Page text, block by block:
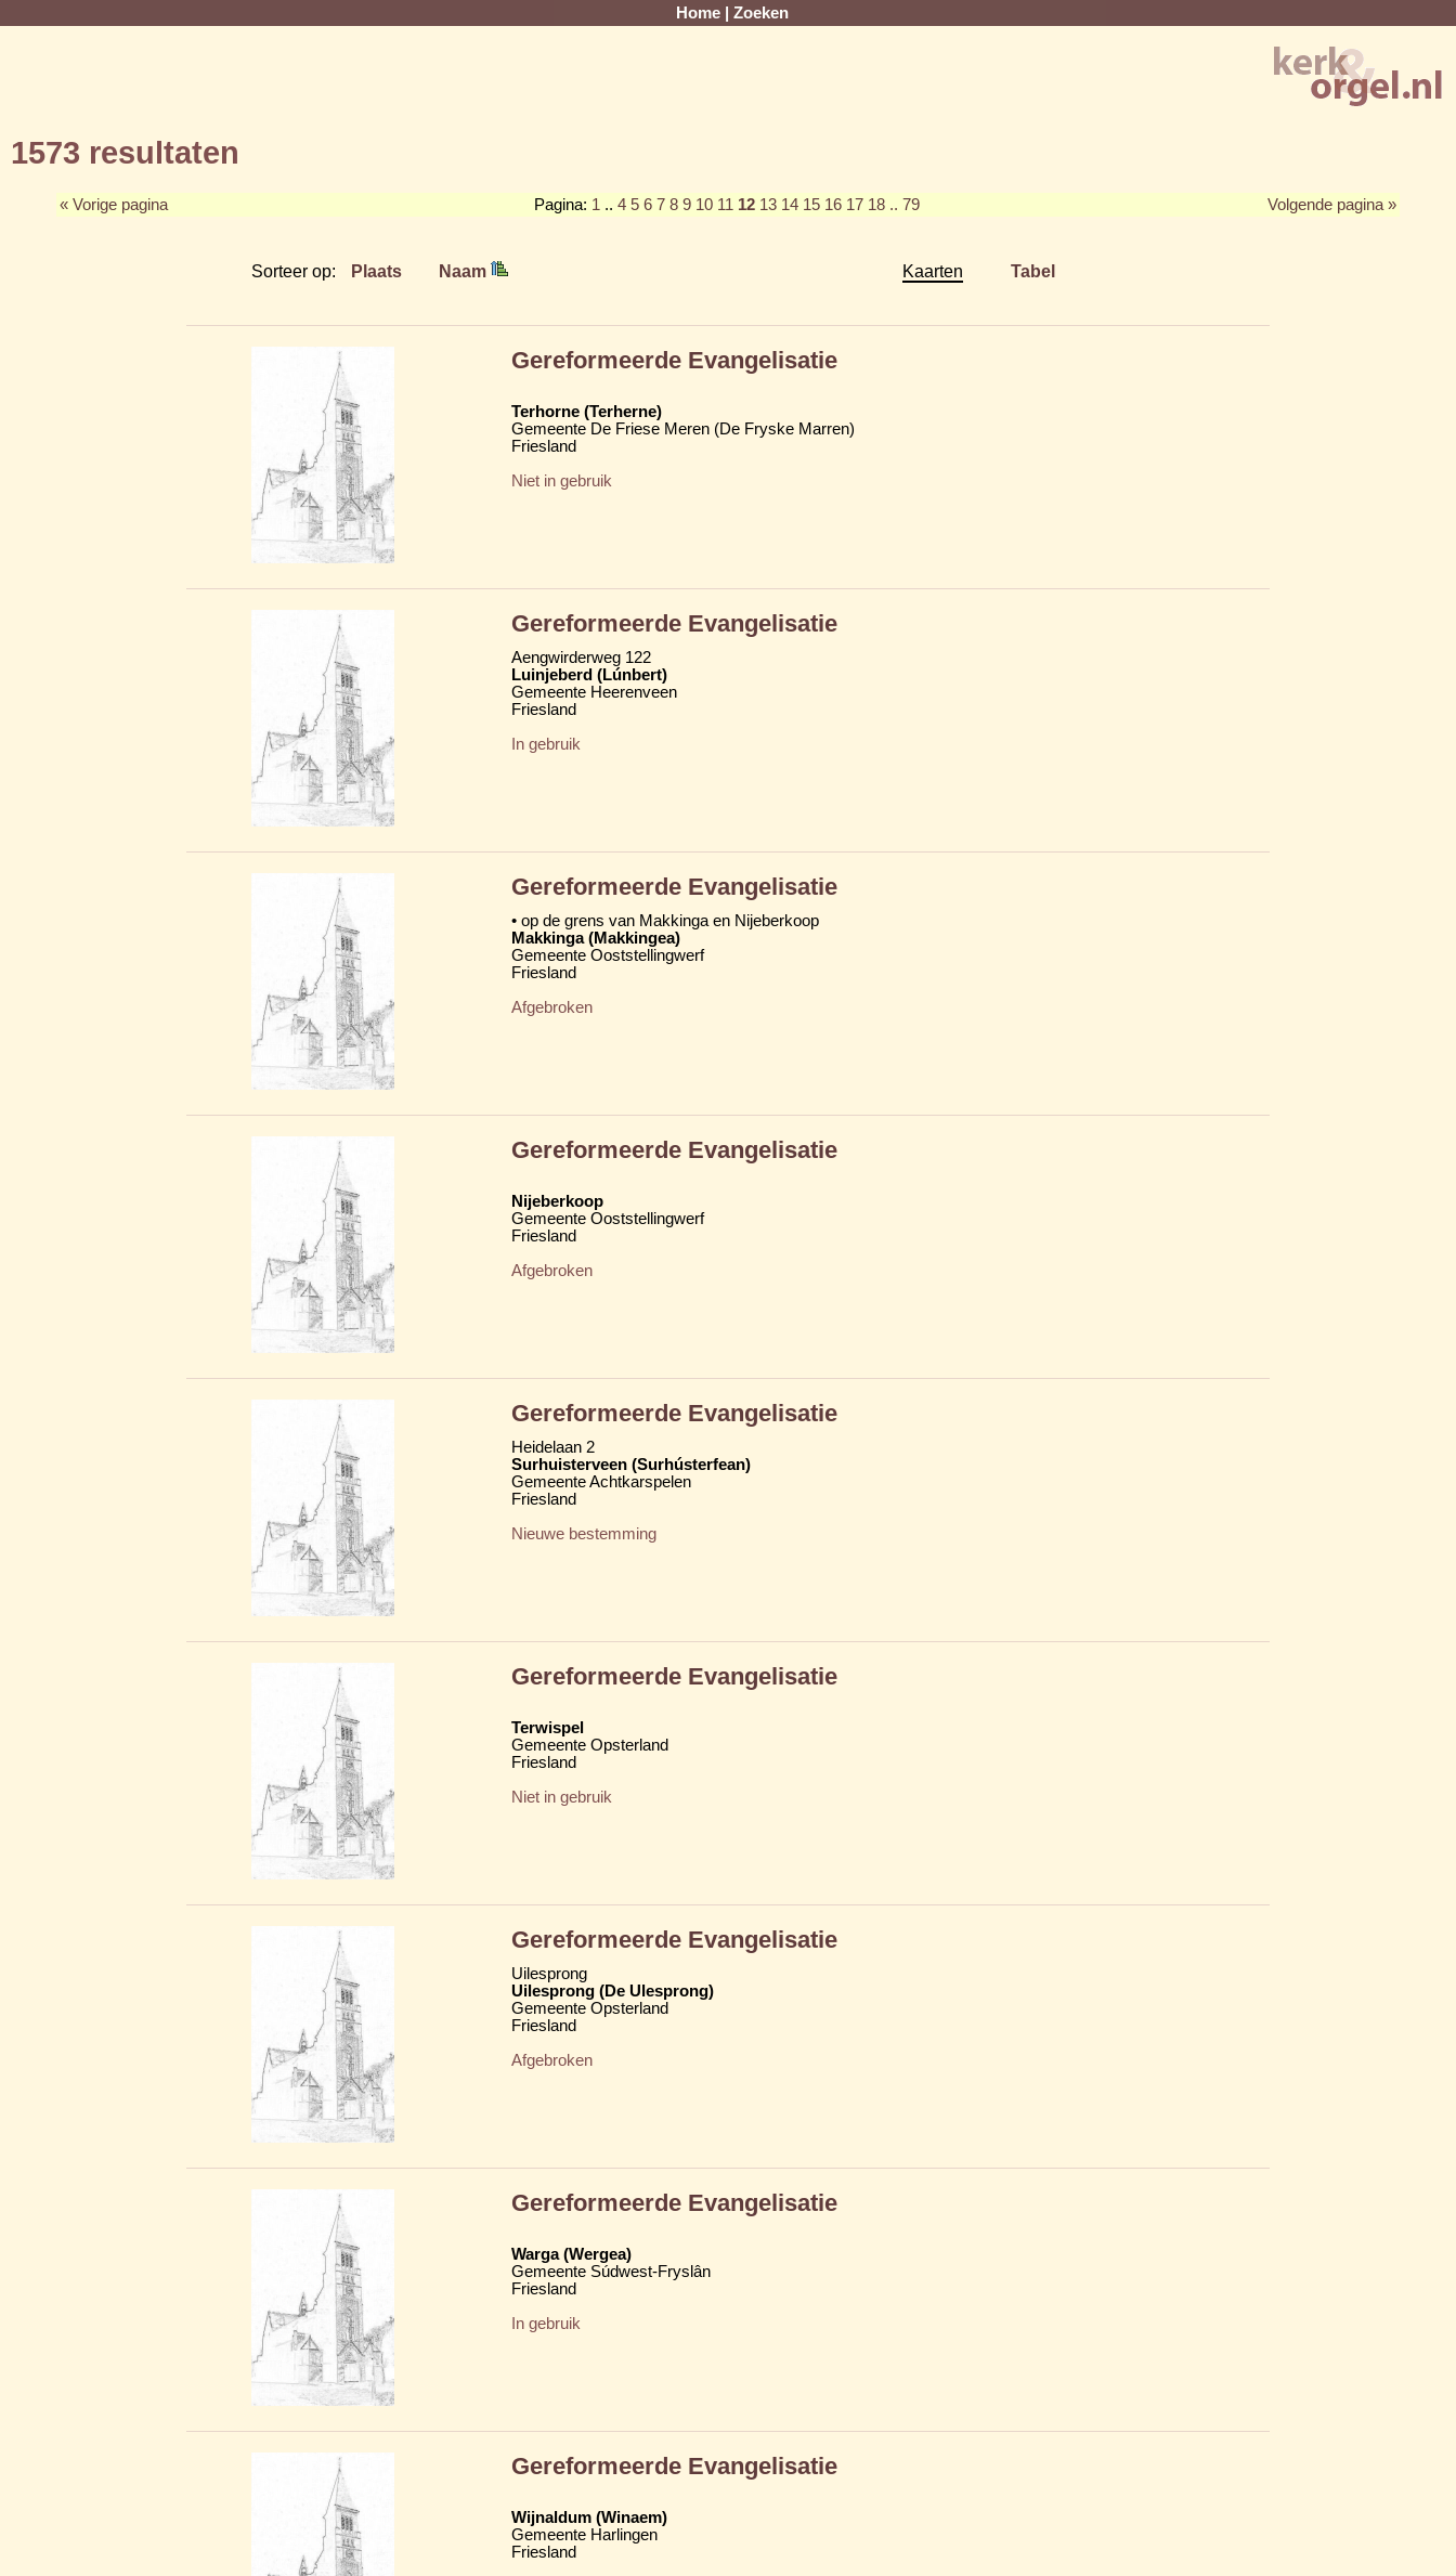
Home Zoeken
1573 resultaten
« Vorige pagina Pagina: 1 .. 4 5 6 7 8 9 10 11 12 13 14 15 16 17 18 .. 79 Volgende pagina »
Sorteer op: Plaats Naam Kaarten Tabel
Gereformeerde Evangelisatie
Terhorne (Terherne)
Gemeente De Friese Meren (De Fryske Marren)
Friesland
Niet in gebruik
Gereformeerde Evangelisatie
Aengwirderweg 122
Luinjeberd (Lúnbert)
Gemeente Heerenveen
Friesland
In gebruik
Gereformeerde Evangelisatie
• op de grens van Makkinga en Nijeberkoop
Makkinga (Makkingea)
Gemeente Ooststellingwerf
Friesland
Afgebroken
Gereformeerde Evangelisatie
Nijeberkoop
Gemeente Ooststellingwerf
Friesland
Afgebroken
Gereformeerde Evangelisatie
Heidelaan 2
Surhuisterveen (Surhústerfean)
Gemeente Achtkarspelen
Friesland
Nieuwe bestemming
Gereformeerde Evangelisatie
Terwispel
Gemeente Opsterland
Friesland
Niet in gebruik
Gereformeerde Evangelisatie
Uilesprong
Uilesprong (De Ulesprong)
Gemeente Opsterland
Friesland
Afgebroken
Gereformeerde Evangelisatie
Warga (Wergea)
Gemeente Súdwest-Fryslân
Friesland
In gebruik
Gereformeerde Evangelisatie
Wijnaldum (Winaem)
Gemeente Harlingen
Friesland